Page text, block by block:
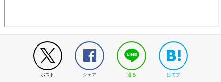
ポスト シェア 送る はてブ